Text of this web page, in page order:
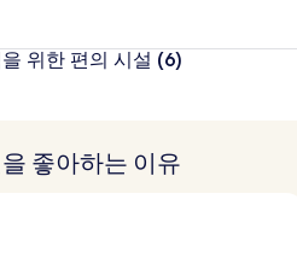
위한 편의 시설 (6)
좋아하는 이유